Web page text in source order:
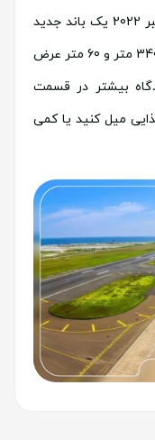
شده در این مکان، 567 پرواز بود. در اکتبر 2022 یک باند جدید
برای این فرودگاه در نظر گرفته شد که 3400 متر و 60 متر عرض
بیشتر در قسمت
میل کنید یا کمی